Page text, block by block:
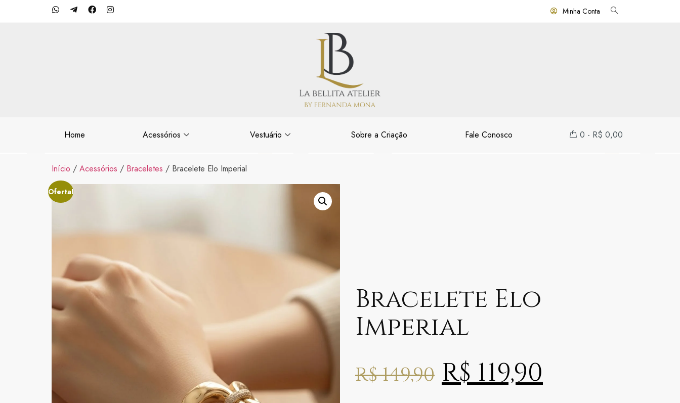
Minha Conta
Home Acessórios Vestuário Sobre a Criação Fale Conosco 0 - R$ 0,00
Início / Acessórios / Braceletes / Bracelete Elo Imperial
Oferta!
Bracelete Elo
Imperial
R$149,90 R$119,90